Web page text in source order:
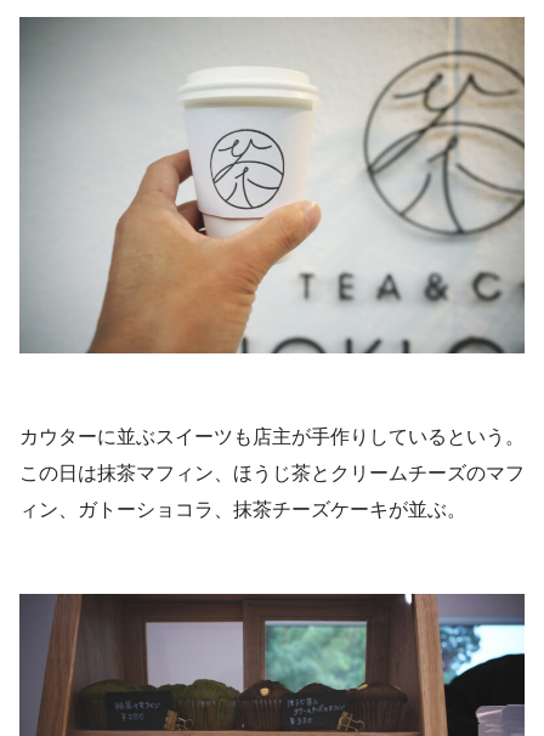
カウターに並ぶスイーツも店主が手作りしているという。
この日は抹茶マフィン、ほうじ茶とクリームチーズのマフ
ィン、ガトーショコラ、抹茶チーズケーキが並ぶ。